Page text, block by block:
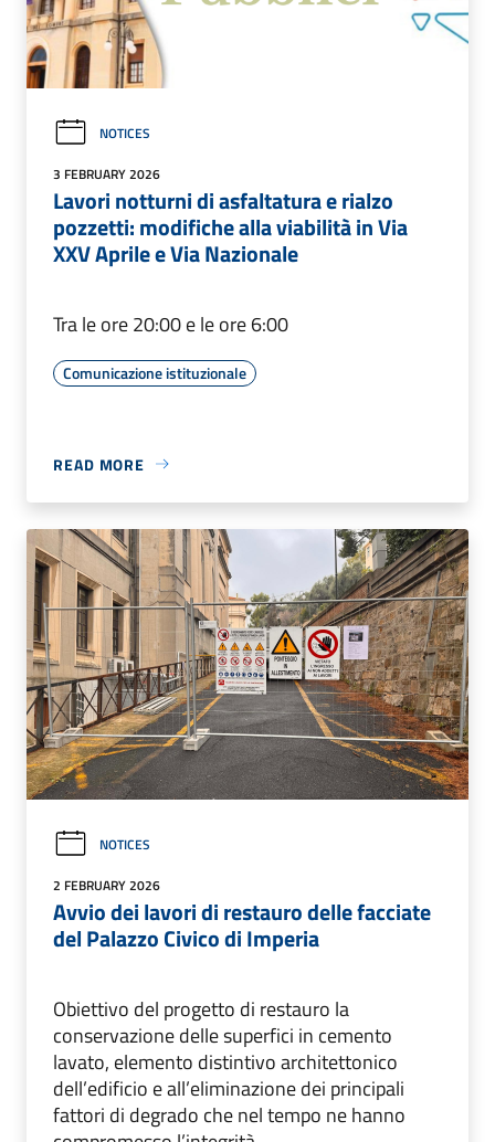
NOTICES
3 FEBRUARY 2026
Lavori notturni di asfaltatura e rialzo
pozzetti: modifiche alla viabilità in Via
XXV Aprile e Via Nazionale
Tra le ore 20:00 e le ore 6:00
Comunicazione istituzionale
READ MORE
NOTICES
2 FEBRUARY 2026
Avvio dei lavori di restauro delle facciate
del Palazzo Civico di Imperia
Obiettivo del progetto di restauro la
conservazione delle superfici in cemento
lavato, elemento distintivo architettonico
dell’edificio e all’eliminazione dei principali
fattori di degrado che nel tempo ne hanno